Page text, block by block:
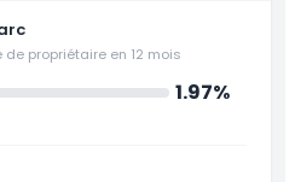
propriétaire en 12 mois
1.97%